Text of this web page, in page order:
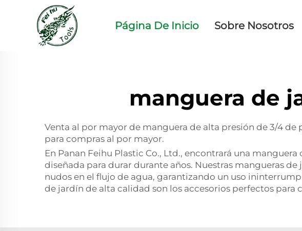
Página De Inicio Sobre Nosotros
manguera de
Venta al por mayor de manguera de alta presión de 3/4
para compras al por mayor.
En Panan Feihu Plastic Co., Ltd., encontrará una
diseñada para durar durante años. Nuestras mangueras
nudos en el flujo de agua, garantizando un uso
de jardín de alta calidad son los accesorios perfectos para